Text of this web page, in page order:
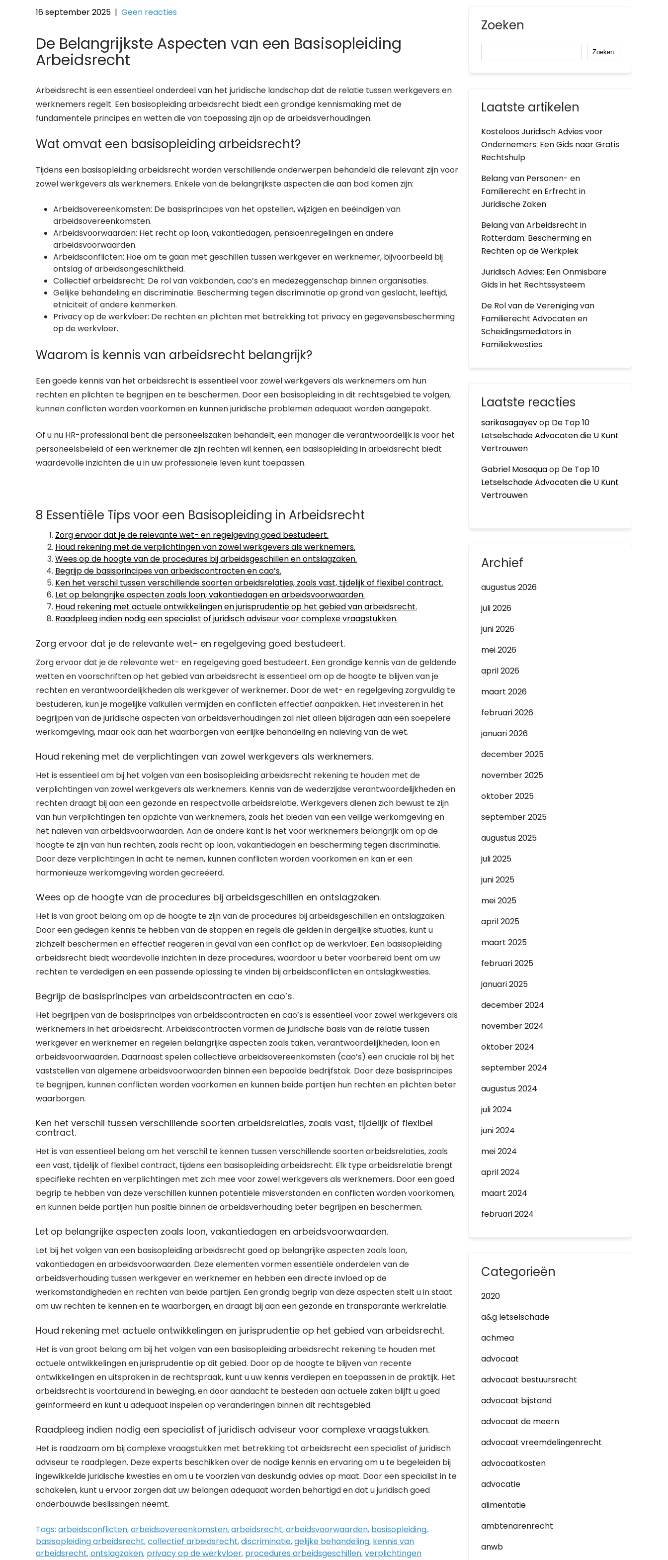
16 september 2025 | Geen reacties
De Belangrijkste Aspecten van een Basisopleiding
Arbeidsrecht
Arbeidsrecht is een essentieel onderdeel van het juridische landschap dat de relatie tussen werkgevers en
werknemers regelt. Een basisopleiding arbeidsrecht biedt een grondige kennismaking met de
fundamentele principes en wetten die van toepassing zijn op de arbeidsverhoudingen.
Wat omvat een basisopleiding arbeidsrecht?
Tijdens een basisopleiding arbeidsrecht worden verschillende onderwerpen behandeld die relevant zijn voor
zowel werkgevers als werknemers. Enkele van de belangrijkste aspecten die aan bod komen zijn:
Arbeidsovereenkomsten: De basisprincipes van het opstellen, wijzigen en beëindigen van
arbeidsovereenkomsten.
Arbeidsvoorwaarden: Het recht op loon, vakantiedagen, pensioenregelingen en andere
arbeidsvoorwaarden.
Arbeidsconflicten: Hoe om te gaan met geschillen tussen werkgever en werknemer, bijvoorbeeld bij
ontslag of arbeidsongeschiktheid.
Collectief arbeidsrecht: De rol van vakbonden, cao’s en medezeggenschap binnen organisaties.
Gelijke behandeling en discriminatie: Bescherming tegen discriminatie op grond van geslacht, leeftijd,
etniciteit of andere kenmerken.
Privacy op de werkvloer: De rechten en plichten met betrekking tot privacy en gegevensbescherming
op de werkvloer.
Waarom is kennis van arbeidsrecht belangrijk?
Een goede kennis van het arbeidsrecht is essentieel voor zowel werkgevers als werknemers om hun
rechten en plichten te begrijpen en te beschermen. Door een basisopleiding in dit rechtsgebied te volgen,
kunnen conflicten worden voorkomen en kunnen juridische problemen adequaat worden aangepakt.
Of u nu HR-professional bent die personeelszaken behandelt, een manager die verantwoordelijk is voor het
personeelsbeleid of een werknemer die zijn rechten wil kennen, een basisopleiding in arbeidsrecht biedt
waardevolle inzichten die u in uw professionele leven kunt toepassen.
8 Essentiële Tips voor een Basisopleiding in Arbeidsrecht
Zorg ervoor dat je de relevante wet- en regelgeving goed bestudeert.
Houd rekening met de verplichtingen van zowel werkgevers als werknemers.
Wees op de hoogte van de procedures bij arbeidsgeschillen en ontslagzaken.
Begrijp de basisprincipes van arbeidscontracten en cao’s.
Ken het verschil tussen verschillende soorten arbeidsrelaties, zoals vast, tijdelijk of flexibel contract.
Let op belangrijke aspecten zoals loon, vakantiedagen en arbeidsvoorwaarden.
Houd rekening met actuele ontwikkelingen en jurisprudentie op het gebied van arbeidsrecht.
Raadpleeg indien nodig een specialist of juridisch adviseur voor complexe vraagstukken.
Zorg ervoor dat je de relevante wet- en regelgeving goed bestudeert.
Zorg ervoor dat je de relevante wet- en regelgeving goed bestudeert. Een grondige kennis van de geldende
wetten en voorschriften op het gebied van arbeidsrecht is essentieel om op de hoogte te blijven van je
rechten en verantwoordelijkheden als werkgever of werknemer. Door de wet- en regelgeving zorgvuldig te
bestuderen, kun je mogelijke valkuilen vermijden en conflicten effectief aanpakken. Het investeren in het
begrijpen van de juridische aspecten van arbeidsverhoudingen zal niet alleen bijdragen aan een soepelere
werkomgeving, maar ook aan het waarborgen van eerlijke behandeling en naleving van de wet.
Houd rekening met de verplichtingen van zowel werkgevers als werknemers.
Het is essentieel om bij het volgen van een basisopleiding arbeidsrecht rekening te houden met de
verplichtingen van zowel werkgevers als werknemers. Kennis van de wederzijdse verantwoordelijkheden en
rechten draagt bij aan een gezonde en respectvolle arbeidsrelatie. Werkgevers dienen zich bewust te zijn
van hun verplichtingen ten opzichte van werknemers, zoals het bieden van een veilige werkomgeving en
het naleven van arbeidsvoorwaarden. Aan de andere kant is het voor werknemers belangrijk om op de
hoogte te zijn van hun rechten, zoals recht op loon, vakantiedagen en bescherming tegen discriminatie.
Door deze verplichtingen in acht te nemen, kunnen conflicten worden voorkomen en kan er een
harmonieuze werkomgeving worden gecreëerd.
Wees op de hoogte van de procedures bij arbeidsgeschillen en ontslagzaken.
Het is van groot belang om op de hoogte te zijn van de procedures bij arbeidsgeschillen en ontslagzaken.
Door een gedegen kennis te hebben van de stappen en regels die gelden in dergelijke situaties, kunt u
zichzelf beschermen en effectief reageren in geval van een conflict op de werkvloer. Een basisopleiding
arbeidsrecht biedt waardevolle inzichten in deze procedures, waardoor u beter voorbereid bent om uw
rechten te verdedigen en een passende oplossing te vinden bij arbeidsconflicten en ontslagkwesties.
Begrijp de basisprincipes van arbeidscontracten en cao’s.
Het begrijpen van de basisprincipes van arbeidscontracten en cao’s is essentieel voor zowel werkgevers als
werknemers in het arbeidsrecht. Arbeidscontracten vormen de juridische basis van de relatie tussen
werkgever en werknemer en regelen belangrijke aspecten zoals taken, verantwoordelijkheden, loon en
arbeidsvoorwaarden. Daarnaast spelen collectieve arbeidsovereenkomsten (cao’s) een cruciale rol bij het
vaststellen van algemene arbeidsvoorwaarden binnen een bepaalde bedrijfstak. Door deze basisprincipes
te begrijpen, kunnen conflicten worden voorkomen en kunnen beide partijen hun rechten en plichten beter
waarborgen.
Ken het verschil tussen verschillende soorten arbeidsrelaties, zoals vast, tijdelijk of flexibel
contract.
Het is van essentieel belang om het verschil te kennen tussen verschillende soorten arbeidsrelaties, zoals
een vast, tijdelijk of flexibel contract, tijdens een basisopleiding arbeidsrecht. Elk type arbeidsrelatie brengt
specifieke rechten en verplichtingen met zich mee voor zowel werkgevers als werknemers. Door een goed
begrip te hebben van deze verschillen kunnen potentiële misverstanden en conflicten worden voorkomen,
en kunnen beide partijen hun positie binnen de arbeidsverhouding beter begrijpen en beschermen.
Let op belangrijke aspecten zoals loon, vakantiedagen en arbeidsvoorwaarden.
Let bij het volgen van een basisopleiding arbeidsrecht goed op belangrijke aspecten zoals loon,
vakantiedagen en arbeidsvoorwaarden. Deze elementen vormen essentiële onderdelen van de
arbeidsverhouding tussen werkgever en werknemer en hebben een directe invloed op de
werkomstandigheden en rechten van beide partijen. Een grondig begrip van deze aspecten stelt u in staat
om uw rechten te kennen en te waarborgen, en draagt bij aan een gezonde en transparante werkrelatie.
Houd rekening met actuele ontwikkelingen en jurisprudentie op het gebied van arbeidsrecht.
Het is van groot belang om bij het volgen van een basisopleiding arbeidsrecht rekening te houden met
actuele ontwikkelingen en jurisprudentie op dit gebied. Door op de hoogte te blijven van recente
ontwikkelingen en uitspraken in de rechtspraak, kunt u uw kennis verdiepen en toepassen in de praktijk. Het
arbeidsrecht is voortdurend in beweging, en door aandacht te besteden aan actuele zaken blijft u goed
geïnformeerd en kunt u adequaat inspelen op veranderingen binnen dit rechtsgebied.
Raadpleeg indien nodig een specialist of juridisch adviseur voor complexe vraagstukken.
Het is raadzaam om bij complexe vraagstukken met betrekking tot arbeidsrecht een specialist of juridisch
adviseur te raadplegen. Deze experts beschikken over de nodige kennis en ervaring om u te begeleiden bij
ingewikkelde juridische kwesties en om u te voorzien van deskundig advies op maat. Door een specialist in te
schakelen, kunt u ervoor zorgen dat uw belangen adequaat worden behartigd en dat u juridisch goed
onderbouwde beslissingen neemt.
Tags: arbeidsconflicten,arbeidsovereenkomsten,arbeidsrecht,arbeidsvoorwaarden, basisopleiding,
basisopleiding arbeidsrecht,collectief arbeidsrecht,discriminatie,gelijke behandeling, kennis van
arbeidsrecht,ontslagzaken, privacy op de werkvloer, procedures arbeidsgeschillen,verplichtingen
Zoeken
Zoeken
Laatste artikelen
Kosteloos Juridisch Advies voor
Ondernemers: Een Gids naar Gratis
Rechtshulp
Belang van Personen- en
Familierecht en Erfrecht in
Juridische Zaken
Belang van Arbeidsrecht in
Rotterdam: Bescherming en
Rechten op de Werkplek
Juridisch Advies: Een Onmisbare
Gids in het Rechtssysteem
De Rol van de Vereniging van
Familierecht Advocaten en
Scheidingsmediators in
Familiekwesties
Laatste reacties
sarikasagayevop De Top 10
Letselschade Advocaten die U Kunt
Vertrouwen
Gabriel Mosaquaop De Top 10
Letselschade Advocaten die U Kunt
Vertrouwen
Archief
augustus 2026
juli 2026
juni 2026
mei 2026
april 2026
maart 2026
februari 2026
januari 2026
december 2025
november 2025
oktober 2025
september 2025
augustus 2025
juli 2025
juni 2025
mei 2025
april 2025
maart 2025
februari 2025
januari 2025
december 2024
november 2024
oktober 2024
september 2024
augustus 2024
juli 2024
juni 2024
mei 2024
april 2024
maart 2024
februari 2024
Categorieën
2020
a&g letselschade
achmea
advocaat
advocaat bestuursrecht
advocaat bijstand
advocaat de meern
advocaat vreemdelingenrecht
advocaatkosten
advocatie
alimentatie
ambtenarenrecht
anwb